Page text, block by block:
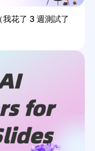
花了 3 週測試了